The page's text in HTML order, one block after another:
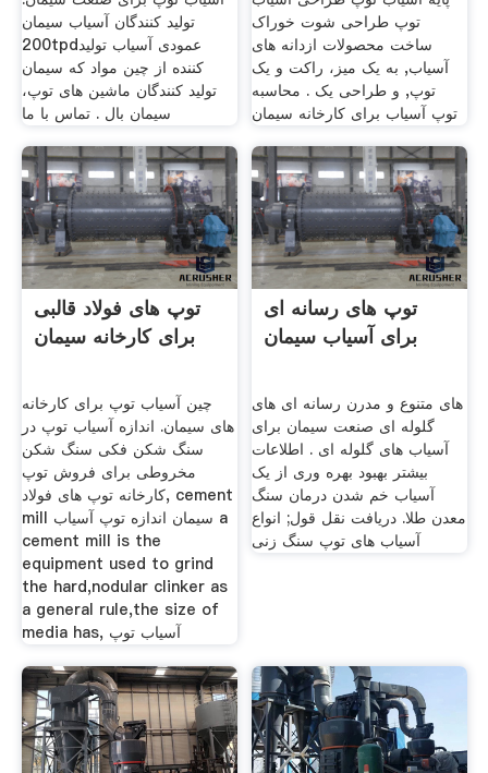
تولید کنندگان آسیاب سیمان
200tpdعمودی آسیاب تولید
کننده از چین مواد که سیمان
تولید کنندگان ماشین های توپ،
سیمان بال . تماس با ما
توپ طراحی شوت خوراک
ساخت محصولات ازدانه های
آسیاب, به یک میز، راکت و یک
توپ, و طراحی یک . محاسبه
توپ آسیاب برای کارخانه سیمان
توپ های فولاد قالبی
برای کارخانه سیمان
چین آسیاب توپ برای کارخانه
های سیمان. اندازه آسیاب توپ در
سنگ شکن فکی سنگ شکن
مخروطی برای فروش توپ
کارخانه توپ های فولاد, cement
mill سیمان اندازه توپ آسیاب a
cement mill is the
equipment used to grind
the hard,nodular clinker as
a general rule,the size of
media has, آسیاب توپ
توپ های رسانه ای
برای آسیاب سیمان
های متنوع و مدرن رسانه ای های
گلوله ای صنعت سیمان برای
آسیاب های گلوله ای . اطلاعات
بیشتر بهبود بهره وری از یک
آسیاب خم شدن درمان سنگ
معدن طلا. دریافت نقل قول; انواع
آسیاب های توپ سنگ زنی